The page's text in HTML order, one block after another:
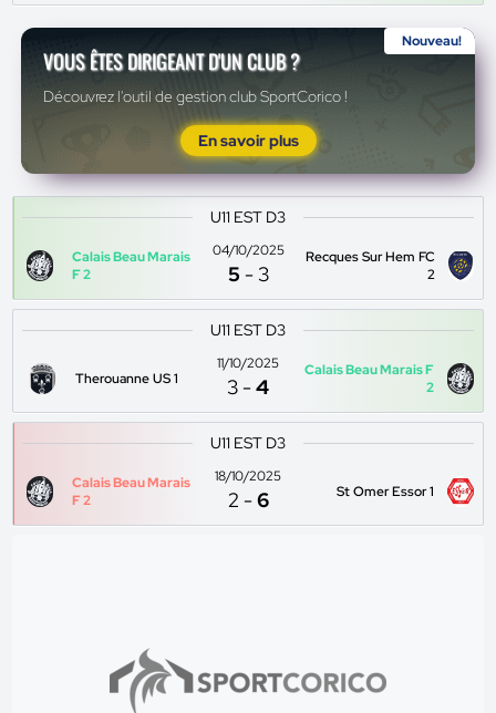
Nouveau!
VOUS ÊTES DIRIGEANT D'UN CLUB ?
Découvrez l'outil de gestion club SportCorico !
En savoir plus
U11 EST D3
Calais Beau Marais
F 2
04/10/2025
5 - 3
Recques Sur Hem FC
2
U11 EST D3
Therouanne US 1
11/10/2025
3 -4
Calais Beau Marais F
2
U11 EST D3
Calais Beau Marais
F 2
18/10/2025
2 -6 St Omer Essor 1